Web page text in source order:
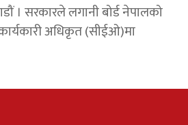
। सरकारले लगानी बोर्ड नेपालको
अधिकृत (सीईओ)मा